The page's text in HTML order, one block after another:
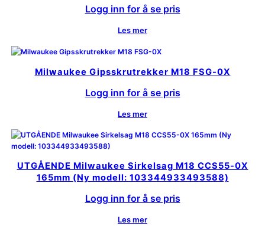
Logg inn for å se pris
Les mer
Milwaukee Gipsskrutrekker M18 FSG-0X
Logg inn for å se pris
Les mer
UTGÅENDE Milwaukee Sirkelsag M18 CCS55-0X
165mm (Ny modell: 103344933493588)
Logg inn for å se pris
Les mer